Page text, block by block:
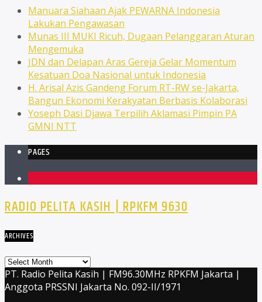
Manuara Siahaan Ajak PEWARNA Indonesia
Lakukan Pengawasan
Munas III MUKI Ricuh, Dugaan Pelanggaran Aturan
Mengemuka
JDN dan Delapan Aras Gereja Gelar Momentum
Kesatuan Doa Nasional untuk Indonesia
H. Arisal Azis Gandeng Forum RT-RW se-Jakarta,
Bangun Ekonomi Kerakyatan Berbasis Kolaborasi
Yoseph Dasi Djawa Terpilih Aklamasi Pimpin PA
GMNI NTT
PAGES
RADIO PELITA KASIH | RPKFM 9630
ARCHIVES
Archives
PT. Radio Pelita Kasih | FM96.30MHz RPKFM Jakarta |
Anggota PRSSNI Jakarta No. 092-II/1971